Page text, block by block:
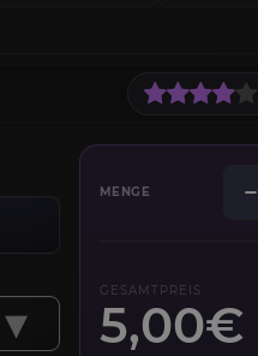
▾
MENGE −
GESAMTPREIS
5,00€